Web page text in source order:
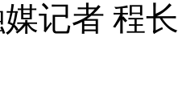
记者 程